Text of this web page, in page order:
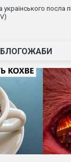
посла
БЛОГОЖАБИ